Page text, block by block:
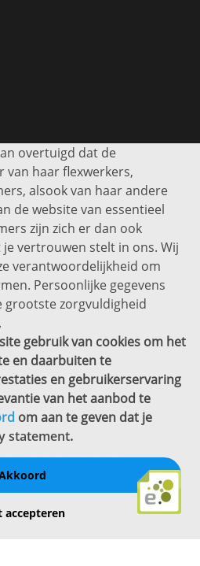
301
overtuigd dat de
van haar flexwerkers,
alsook van haar andere
de website van essentieel
zijn zich er dan ook
vertrouwen stelt in ons. Wij
verantwoordelijkheid om
Persoonlijke gegevens
grootste zorgvuldigheid
gebruik van cookies om het
en daarbuiten te
en gebruikerservaring
van het aanbod te
om aan te geven dat je
statement.
accepteren